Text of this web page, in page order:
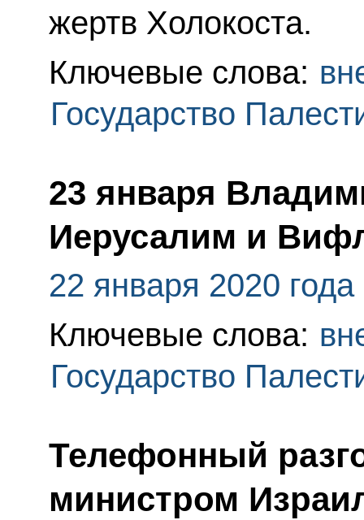
жертв Холокоста.
Ключевые слова:
Государство
23 января
Иерусалим и
22 января 2020 года
Ключевые слова:
Государство
Телефонный
министром